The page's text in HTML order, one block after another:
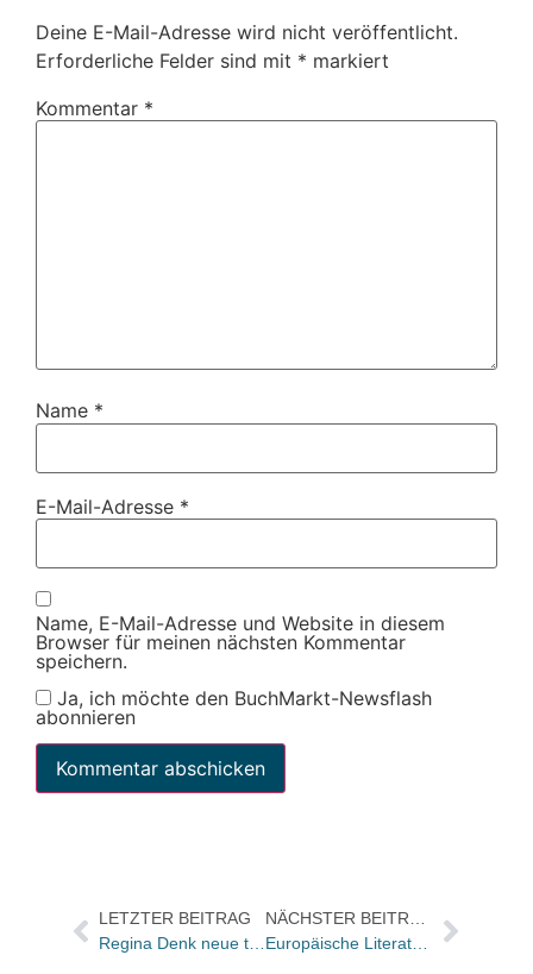
Deine E-Mail-Adresse wird nicht veröffentlicht.
Erforderliche Felder sind mit * markiert
Kommentar *
Name *
E-Mail-Adresse *
Name, E-Mail-Adresse und Website in diesem
Browser für meinen nächsten Kommentar
speichern.
Ja, ich möchte den BuchMarkt-Newsflash
abonnieren
LETZTER BEITRAG
Regina Denk neue teNeues Programm- und Verlagsleiterin / Themenerweiterung auf Essen und Trinken, Genuss, Lifestyle und Biographien